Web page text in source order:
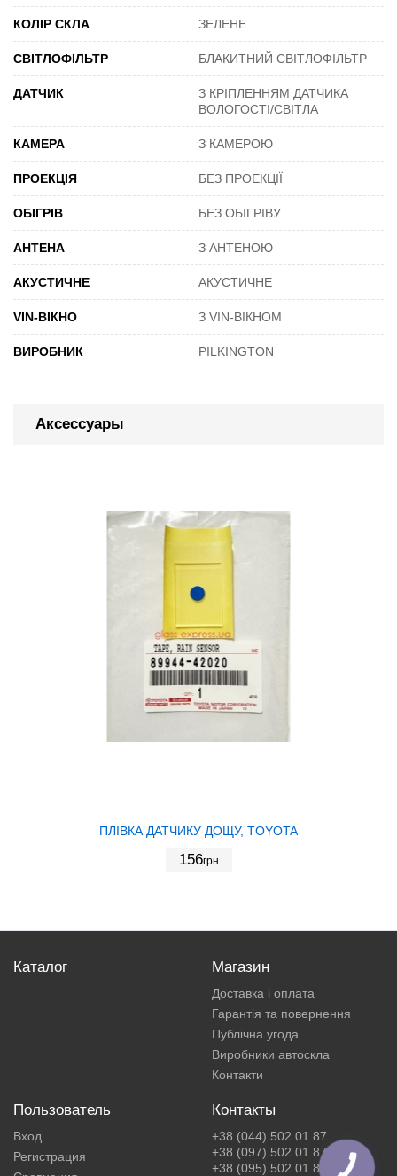
КОЛІР СКЛА ЗЕЛЕНЕ
СВІТЛОФІЛЬТР БЛАКИТНИЙ СВІТЛОФІЛЬТР
ДАТЧИК
З КРІПЛЕННЯМ ДАТЧИКА
ВОЛОГОСТІ/СВІТЛА
КАМЕРА З КАМЕРОЮ
ПРОЕКЦІЯ БЕЗ ПРОЕКЦІЇ
ОБІГРІВ БЕЗ ОБІГРІВУ
АНТЕНА З АНТЕНОЮ
АКУСТИЧНЕ АКУСТИЧНЕ
VIN-ВІКНО З VIN-ВІКНОМ
ВИРОБНИК PILKINGTON
Аксессуары
ПЛІВКА ДАТЧИКУ ДОЩУ, TOYOTA
156грн
Каталог Магазин
Доставка і оплата
Гарантія та повернення
Публічна угода
Виробники автоскла
Контакти
Пользователь
Вход
Регистрация
Контакты
+38 (044) 502 01 87
+38 (097) 502 01 87
+38 (095) 502 01 87
КНОПКА
ЗВ'ЯЗКУ